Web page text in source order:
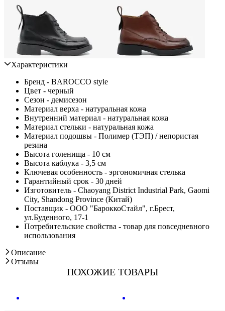
Характеристики
Бренд - BAROCCO style
Цвет - черный
Сезон - демисезон
Материал верха - натуральная кожа
Внутренний материал - натуральная кожа
Материал стельки - натуральная кожа
Материал подошвы - Полимер (ТЭП) / непористая
резина
Высота голенища - 10 см
Высота каблука - 3,5 см
Ключевая особенность - эргономичная стелька
Гарантийный срок - 30 дней
Изготовитель - Chaoyang District Industrial Park, Gaomi
City, Shandong Province (Китай)
Поставщик - ООО "БароккоСтайл", г.Брест,
ул.Буденного, 17-1
Потребительские свойства - товар для повседневного
использования
Описание
Отзывы
ПОХОЖИЕ ТОВАРЫ